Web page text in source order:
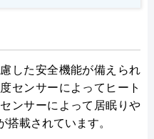
した安全機能が備えられ
センサーによってヒート
ンサーによって居眠りや
載されています。